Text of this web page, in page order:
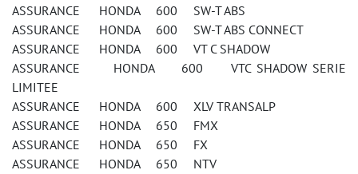
ASSURANCE HONDA 600 SW-T ABS
ASSURANCE HONDA 600 SW-T ABS CONNECT
ASSURANCE HONDA 600 VT C SHADOW
ASSURANCE HONDA 600 VTC SHADOW SERIE
LIMITEE
ASSURANCE HONDA 600 XLV TRANSALP
ASSURANCE HONDA 650 FMX
ASSURANCE HONDA 650 FX
ASSURANCE HONDA 650 NTV